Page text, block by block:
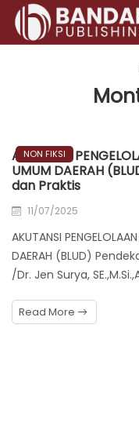
NON FIKSI
AKUTANSI
UMUM DAERAH
dan Praktis
11/07/2025
AKUTANSI
DAERAH (BLUD)
/Dr. Jen Surya,
Read More